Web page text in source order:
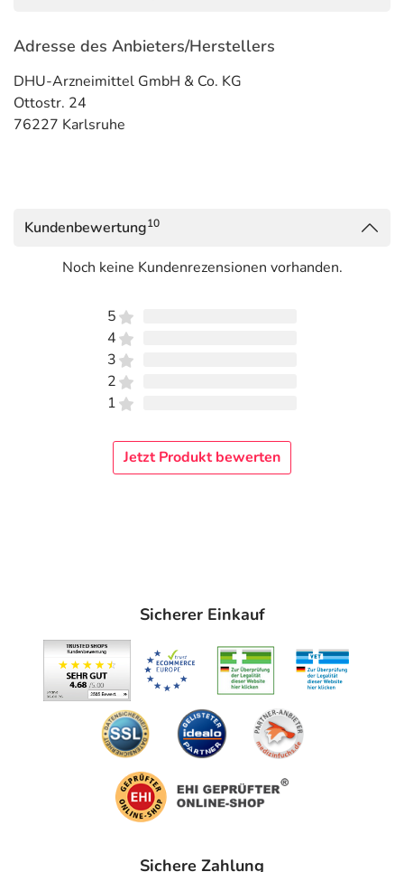
Adresse des Anbieters/Herstellers
DHU-Arzneimittel GmbH & Co. KG
Ottostr. 24
76227 Karlsruhe
Kundenbewertung10
Noch keine Kundenrezensionen vorhanden.
5
4
3
2
1
Jetzt Produkt bewerten
Sicherer Einkauf
Sichere Zahlung